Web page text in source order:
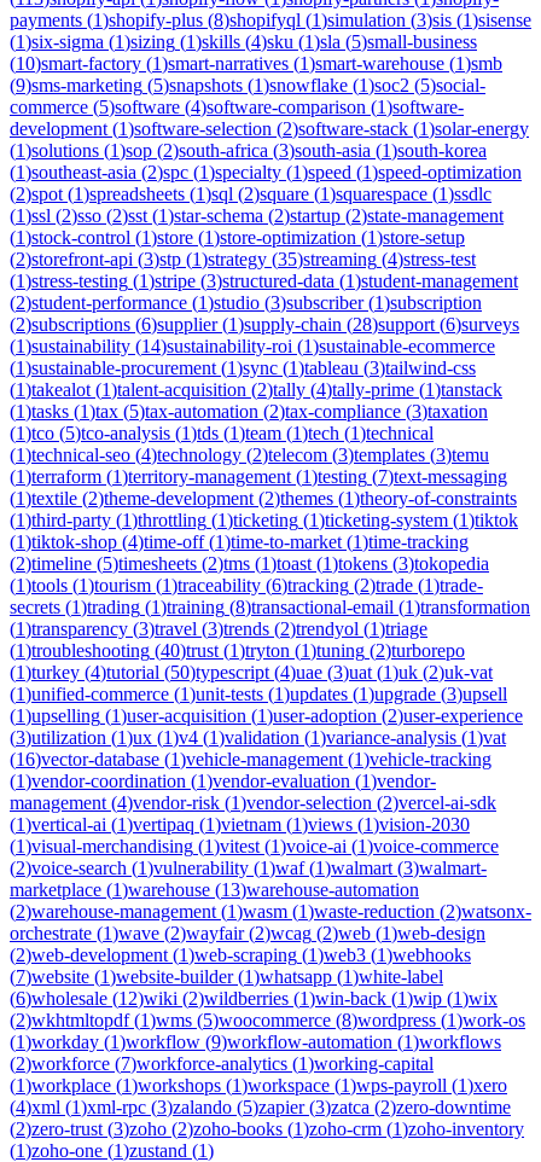
payments (1)shopify-plus (8)shopifyql (1)simulation (3)sis (1)sisense
(1)six-sigma (1)sizing (1)skills (4)sku (1)sla (5)small-business
(10)smart-factory (1)smart-narratives (1)smart-warehouse (1)smb
(9)sms-marketing (5)snapshots (1)snowflake (1)soc2 (5)social-
commerce (5)software (4)software-comparison (1)software-
development (1)software-selection (2)software-stack (1)solar-energy
(1)solutions (1)sop (2)south-africa (3)south-asia (1)south-korea
(1)southeast-asia (2)spc (1)specialty (1)speed (1)speed-optimization
(2)spot (1)spreadsheets (1)sql (2)square (1)squarespace (1)ssdlc
(1)ssl (2)sso (2)sst (1)star-schema (2)startup (2)state-management
(1)stock-control (1)store (1)store-optimization (1)store-setup
(2)storefront-api (3)stp (1)strategy (35)streaming (4)stress-test
(1)stress-testing (1)stripe (3)structured-data (1)student-management
(2)student-performance (1)studio (3)subscriber(1)subscription
(2)subscriptions (6)supplier(1)supply-chain (28)support (6)surveys
(1)sustainability (14)sustainability-roi (1)sustainable-ecommerce
(1)sustainable-procurement (1)sync (1)tableau (3)tailwind-css
(1)takealot (1)talent-acquisition (2)tally (4)tally-prime (1)tanstack
(1)tasks (1)tax (5)tax-automation (2)tax-compliance (3)taxation
(1)tco (5)tco-analysis (1)tds (1)team (1)tech (1)technical
(1)technical-seo (4)technology (2)telecom (3)templates (3)temu
(1)terraform (1)territory-management (1)testing (7)text-messaging
(1)textile (2)theme-development (2)themes (1)theory-of-constraints
(1)third-party (1)throttling (1)ticketing (1)ticketing-system (1)tiktok
(1)tiktok-shop (4)time-off(1)time-to-market (1)time-tracking
(2)timeline (5)timesheets (2)tms (1)toast (1)tokens (3)tokopedia
(1)tools (1)tourism (1)traceability (6)tracking (2)trade (1)trade-
secrets (1)trading (1)training (8)transactional-email (1)transformation
(1)transparency (3)travel (3)trends (2)trendyol (1)triage
(1)troubleshooting (40)trust (1)tryton (1)tuning (2)turborepo
(1)turkey (4)tutorial (50)typescript (4)uae (3)uat (1)uk (2)uk-vat
(1)unified-commerce (1)unit-tests (1)updates (1)upgrade (3)upsell
(1)upselling (1)user-acquisition (1)user-adoption (2)user-experience
(3)utilization (1)ux (1)v4 (1)validation (1)variance-analysis (1)vat
(16)vector-database (1)vehicle-management (1)vehicle-tracking
(1)vendor-coordination (1)vendor-evaluation (1)vendor-
management (4)vendor-risk (1)vendor-selection (2)vercel-ai-sdk
(1)vertical-ai (1)vertipaq (1)vietnam (1)views (1)vision-2030
(1)visual-merchandising (1)vitest (1)voice-ai (1)voice-commerce
(2)voice-search (1)vulnerability (1)waf(1)walmart (3)walmart-
marketplace (1)warehouse (13)warehouse-automation
(2)warehouse-management (1)wasm (1)waste-reduction (2)watsonx-
orchestrate (1)wave (2)wayfair(2)wcag (2)web (1)web-design
(2)web-development (1)web-scraping (1)web3 (1)webhooks
(7)website (1)website-builder(1)whatsapp (1)white-label
(6)wholesale (12)wiki (2)wildberries (1)win-back (1)wip (1)wix
(2)wkhtmltopdf(1)wms (5)woocommerce (8)wordpress (1)work-os
(1)workday (1)workflow (9)workflow-automation (1)workflows
(2)workforce (7)workforce-analytics (1)working-capital
(1)workplace (1)workshops (1)workspace (1)wps-payroll (1)xero
(4)xml (1)xml-rpc (3)zalando (5)zapier(3)zatca (2)zero-downtime
(2)zero-trust (3)zoho (2)zoho-books (1)zoho-crm (1)zoho-inventory
(1)zoho-one (1)zustand (1)